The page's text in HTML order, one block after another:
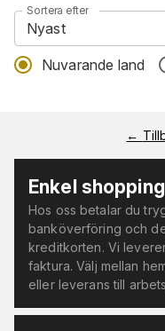
Sortera efter
Nyast
Nuvarande land
←
Enkel shopping
Hos oss betalar du
banköverföring och
kreditkorten. Vi
faktura. Välj mellan
eller leverans till